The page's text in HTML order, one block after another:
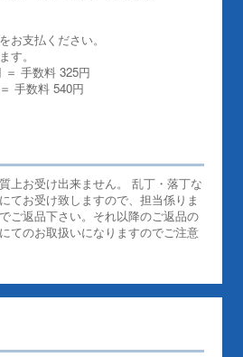
お支払ください。
す。
＝ 手数料 325円
手数料 540円
上お受け出来ません。 乱丁・落丁な
てお受け致しますので、担当係りま
ご返品下さい。それ以降のご返品の
てのお取扱いになりますのでご注意